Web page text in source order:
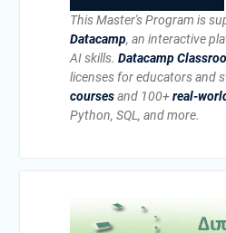
This Master's Program is
Datacamp, an interactive
AI skills. Datacamp
licenses for educators and
coursesand 100+real-
Python, SQL, and more.